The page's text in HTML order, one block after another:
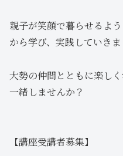
親子が笑顔で暮らせるよ
から学び、実践していきま
大勢の仲間とともに楽し
一緒しませんか？
【講座受講者募集】